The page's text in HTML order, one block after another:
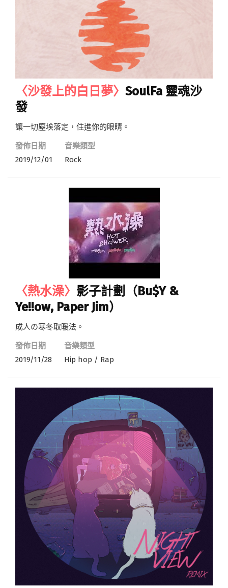
〈沙發上的白日夢〉 SoulFa 靈魂沙
發
讓一切塵埃落定，住進你的眼睛。
發佈日期
2019/12/01
音樂類型
Rock
〈熱水澡〉 影子計劃（Bu$Y &
Ye!!ow, Paper Jim）
成人の寒冬取暖法。
發佈日期
2019/11/28
音樂類型
Hip hop / Rap